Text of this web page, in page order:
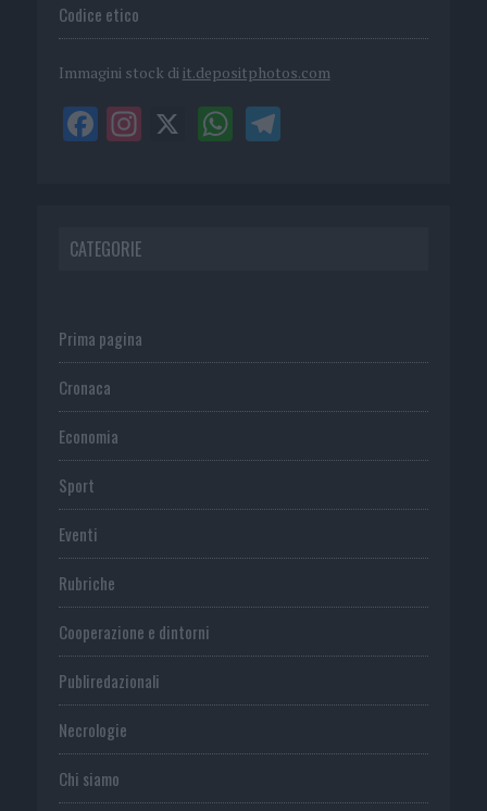
Codice etico
Immagini stock di it.depositphotos.com
CATEGORIE
Prima pagina
Cronaca
Economia
Sport
Eventi
Rubriche
Cooperazione e dintorni
Publiredazionali
Necrologie
Chi siamo